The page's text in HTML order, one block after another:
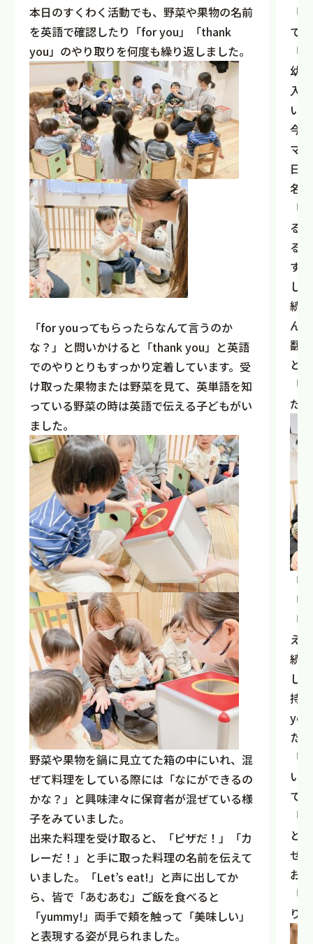
本日のすくわく活動でも、野菜や果物の名前
を英語で確認したり「for you」「thank
you」のやり取りを何度も繰り返しました。
「for youってもらったらなんて言うのか
な？」と問いかけると「thank you」と英語
でのやりとりもすっかり定着しています。受
け取った果物または野菜を見て、英単語を知
っている野菜の時は英語で伝える子どもがい
ました。
野菜や果物を鍋に見立てた箱の中にいれ、混
ぜて料理をしている際には「なにができるの
かな？」と興味津々に保育者が混ぜている様
子をみていました。
出来た料理を受け取ると、「ピザだ！」「カ
レーだ！」と手に取った料理の名前を伝えて
いました。「Let’s eat!」と声に出してか
ら、皆で「あむあむ」ご飯を食べると
「yummy!」両手で頬を触って「美味しい」
と表現する姿が見られました。
「
て
「
幼
入
い
今
マ
日
名
「
る
ると
す
し
続
ん
翻
と
「
だ
「
「
「
え
続
し
持
you
た。
「
い
て
「
と
せ
お
「
り